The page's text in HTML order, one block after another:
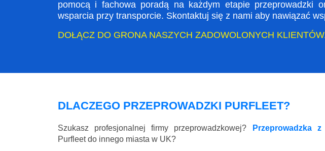
pomocą i fachowa poradą na każdym etapie przeprowadzki
wsparcia przy transporcie. Skontaktuj się z nami aby nawiązać
DOŁĄCZ DO GRONA NASZYCH ZADOWOLONYCH
DLACZEGO PRZEPROWADZKI PURFLEET?
Szukasz profesjonalnej firmy przeprowadzkowej? Przeprowadzka
Purfleet do innego miasta w UK?